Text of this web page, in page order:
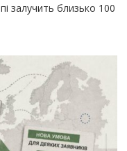
залучить близько 100